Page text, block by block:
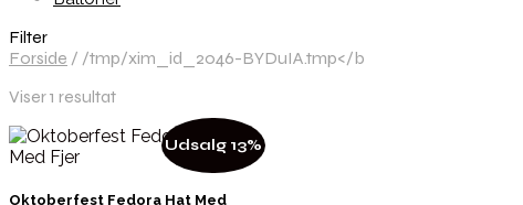
Filter
Forside / /tmp/xim_id_2046-BYDuIA.tmp</b
Viser 1 resultat
Udsalg 13%
Oktoberfest Fedora Hat Med